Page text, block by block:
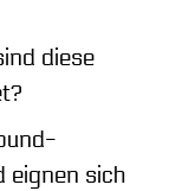
diese
eignen sich